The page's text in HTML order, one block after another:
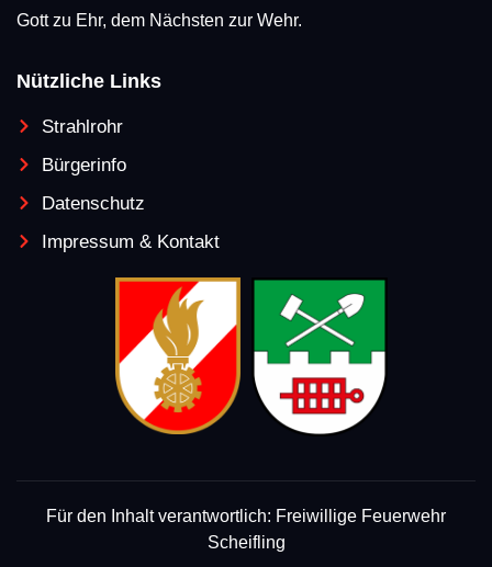
Gott zu Ehr, dem Nächsten zur Wehr.
Nützliche Links
Strahlrohr
Bürgerinfo
Datenschutz
Impressum & Kontakt
Für den Inhalt verantwortlich: Freiwillige Feuerwehr
Scheifling